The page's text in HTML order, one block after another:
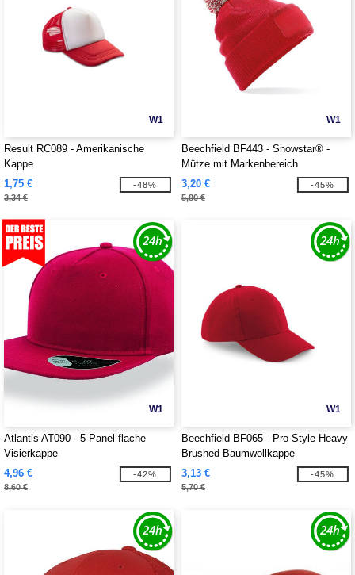
W1
Result RC089 - Amerikanische
Kappe
1,75 €
3,34 €
-48%
W1
Beechfield BF443 - Snowstar® -
Mütze mit Markenbereich
3,20 €
5,80 €
-45%
W1
Atlantis AT090 - 5 Panel flache
Visierkappe
4,96 €
8,60 €
-42%
W1
Beechfield BF065 - Pro-Style Heavy
Brushed Baumwollkappe
3,13 €
5,70 €
-45%